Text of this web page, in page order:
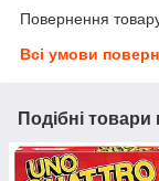
Повернення
Всі умови
Подібні товари